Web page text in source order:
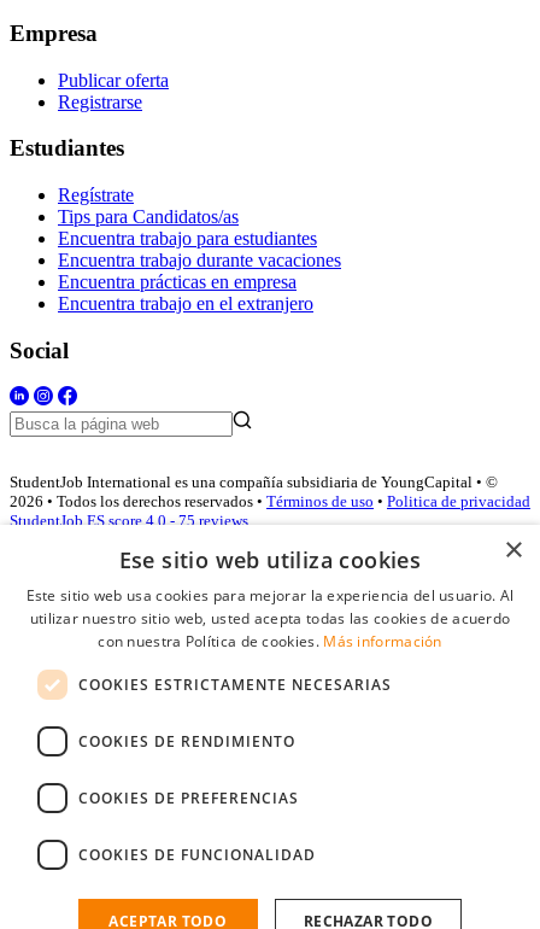
Empresa
Publicar oferta
Registrarse
Estudiantes
Regístrate
Tips para Candidatos/as
Encuentra trabajo para estudiantes
Encuentra trabajo durante vacaciones
Encuentra prácticas en empresa
Encuentra trabajo en el extranjero
Social
StudentJob International es una compañía subsidiaria de YoungCapital • ©
2026 • Todos los derechos reservados • Términos de uso • Politica de privacidad
StudentJob ES score 4.0 - 75 reviews
Acceso empresas
Contraseña
Recordarme
Conectarse
Registro gratuito empresas
Encuentre al candidato perfecto a tan sólo un par de clicks
×
Ese sitio web utiliza cookies
Este sitio web usa cookies para mejorar la experiencia del usuario. Al
utilizar nuestro sitio web, usted acepta todas las cookies de acuerdo
con nuestra Política de cookies. Más información
COOKIES ESTRICTAMENTE NECESARIAS
COOKIES DE RENDIMIENTO
COOKIES DE PREFERENCIAS
COOKIES DE FUNCIONALIDAD
ACEPTAR TODO RECHAZAR TODO